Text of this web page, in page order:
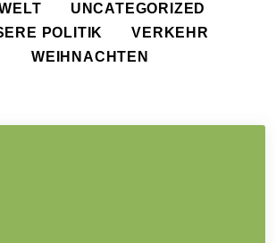
UNCATEGORIZED
POLITIK
VERKEHR
WEIHNACHTEN